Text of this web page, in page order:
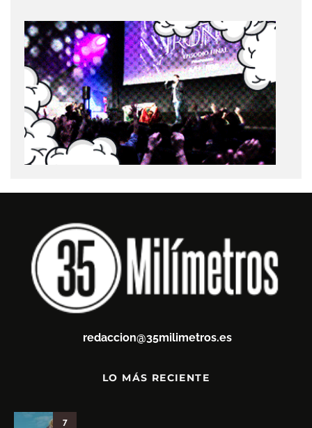
redaccion@35milimetros.es
LO MÁS RECIENTE
7